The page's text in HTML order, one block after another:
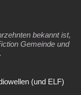
bekannt ist,
Gemeinde und
(und ELF)